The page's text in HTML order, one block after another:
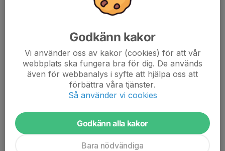
Godkänn kakor
Vi använder oss av kakor (cookies) för att vår
webbplats ska fungera bra för dig. De används
även för webbanalys i syfte att hjälpa oss att
förbättra våra tjänster.
Så använder vi cookies
Godkänn alla kakor
Bara nödvändiga